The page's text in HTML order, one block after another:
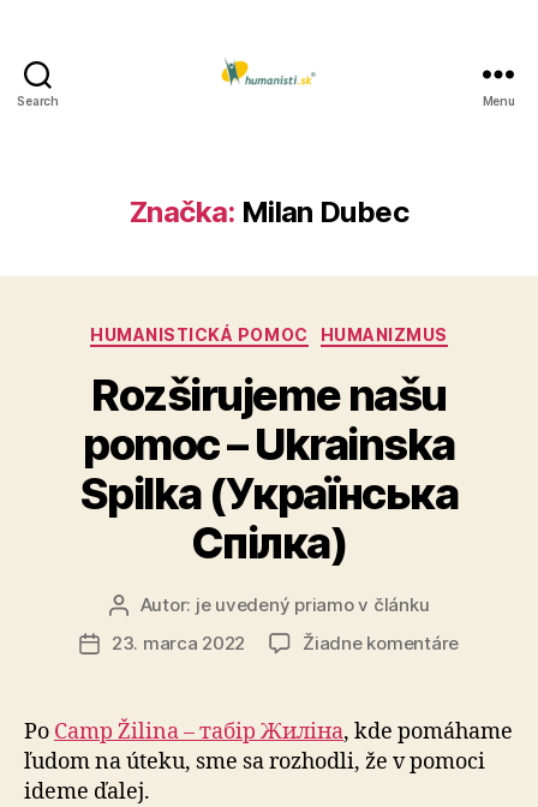
Search Menu
Značka: Milan Dubec
Kategórie
HUMANISTICKÁ POMOC HUMANIZMUS
Rozširujeme našu
pomoc – Ukrainska
Spilka (Українська
Спілка)
Autor
článku
Autor: je uvedený priamo v článku
Dátum
23. marca 2022 Žiadne komentárena
pomoc
Po Camp Žilina – табір Жиліна, kde pomáhame
ľudom na úteku, sme sa rozhodli, že v pomoci
ideme ďalej.